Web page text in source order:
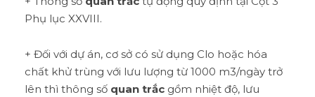
Phụ lục XXVIII.
+ Đối với dự án, cơ sở có sử dụng Clo hoặc hóa
chất khử trùng với lưu lượng từ 1000 m3/ngày trở
lên thì thông số quan trắc gồm nhiệt độ, lưu